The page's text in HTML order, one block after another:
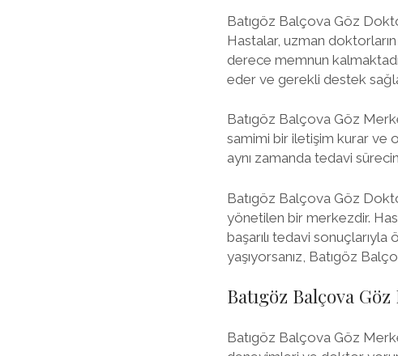
Batıgöz Balçova Göz
Hastalar, uzman
derece memnun
eder ve gerekli destek
Batıgöz Balçova Göz
samimi bir iletişim kurar ve
aynı zamanda tedavi
Batıgöz Balçova Göz
yönetilen bir merkezdir.
başarılı tedavi sonuçlarıyla
yaşıyorsanız, Batıgöz
Batıgöz Balçova
Batıgöz Balçova Göz